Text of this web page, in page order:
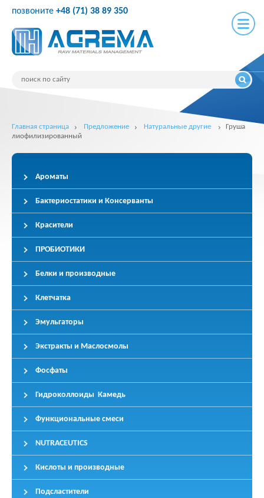
позвоните +48 (71) 38 89 350
Главная страница Предложение Натуральные другие
Груша
лиофилизированный
Ароматы
Бактериостатики и Консерванты
Красители
ПРОБИОТИКИ
Белки и производные
Клетчатка
Эмульгаторы
Экстракты и Маслосмолы
Фосфаты
Гидроколлоиды Камедь
Функциональные смеси
NUTRACEUTICS
Кислоты и производные
Подсластители